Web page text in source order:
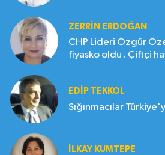
ZERRIN ERDOĞAN
CHP Lideri Özgür
fiyasko oldu . Çiftçi
EDIP TEKKOL
Sığınmacılar
İLKAY KUMTEPE